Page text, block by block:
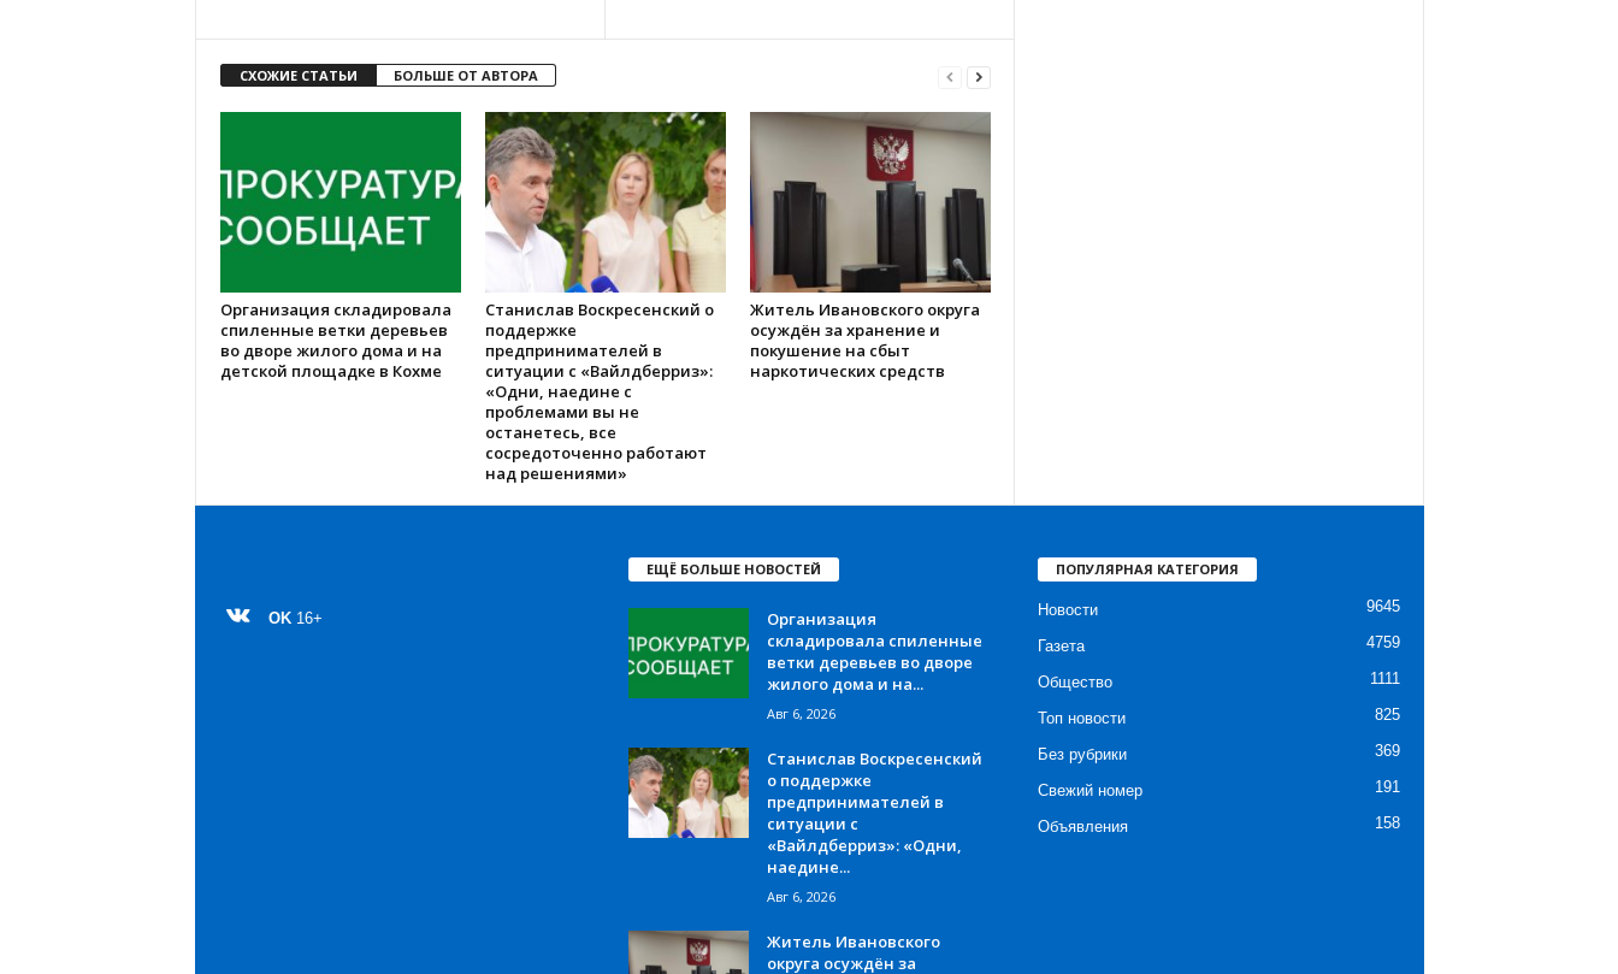
СХОЖИЕ СТАТЬИ БОЛЬШЕ ОТ АВТОРА
Организация складировала
спиленные ветки деревьев
во дворе жилого дома и на
детской площадке в Кохме
Станислав Воскресенский о
поддержке
предпринимателей в
ситуации с «Вайлдберриз»:
«Одни, наедине с
проблемами вы не
останетесь, все
сосредоточенно работают
над решениями»
Житель Ивановского округа
осуждён за хранение и
покушение на сбыт
наркотических средств
OK 16+
ЕЩЁ БОЛЬШЕ НОВОСТЕЙ
Организация
складировала спиленные
ветки деревьев во дворе
жилого дома и на...
Авг 6, 2026
Станислав Воскресенский
о поддержке
предпринимателей в
ситуации с
«Вайлдберриз»: «Одни,
наедине...
Авг 6, 2026
Житель Ивановского
округа осуждён за
ПОПУЛЯРНАЯ КАТЕГОРИЯ
Новости 9645
Газета 4759
Общество 1111
Топ новости 825
Без рубрики 369
Свежий номер 191
Объявления 158